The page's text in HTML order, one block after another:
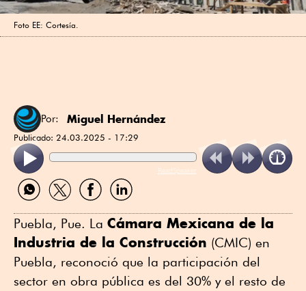
Foto EE: Cortesía.
Por: Miguel Hernández
Publicado: 24.03.2025 - 17:29
ReadSpeaker
Compartir
por
Compartir
por
Compartir
por
Compartir
por
Puebla, Pue. La Cámara Mexicana de la
Industria de la Construcción (CMIC) en
Puebla, reconoció que la participación del
sector en obra pública es del 30% y el resto de